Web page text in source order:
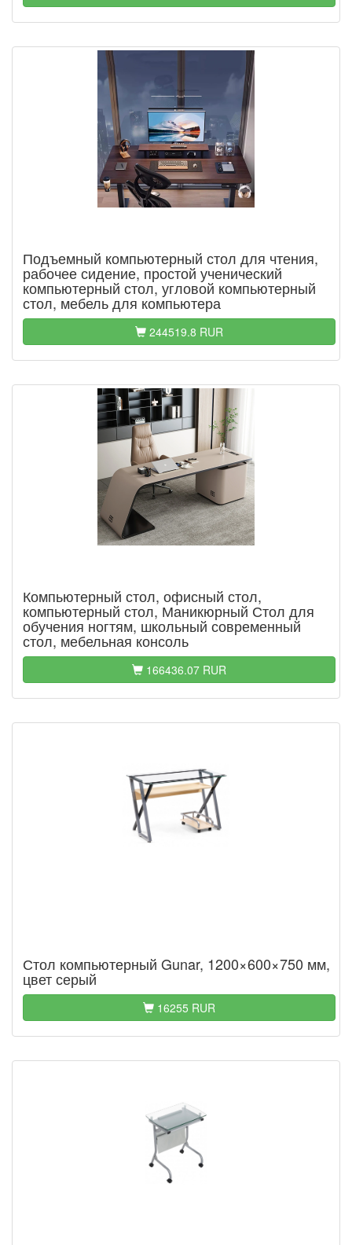
Подъемный компьютерный стол для чтения,
рабочее сидение, простой ученический
компьютерный стол, угловой компьютерный
стол, мебель для компьютера
244519.8 RUR
Компьютерный стол, офисный стол,
компьютерный стол, Маникюрный Стол для
обучения ногтям, школьный современный
стол, мебельная консоль
166436.07 RUR
Стол компьютерный Gunar, 1200×600×750 мм,
цвет серый
16255 RUR